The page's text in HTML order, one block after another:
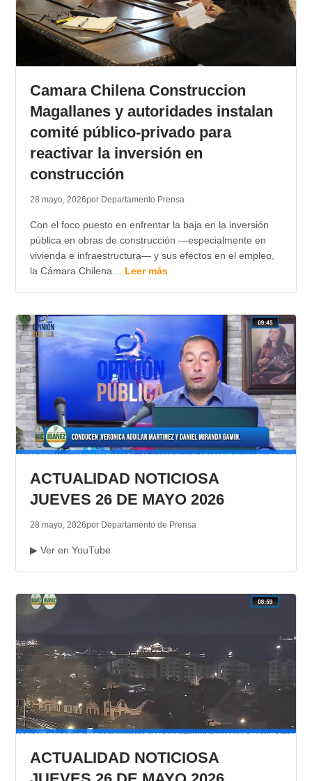
Camara Chilena Construccion
Magallanes y autoridades instalan
comité público-privado para
reactivar la inversión en
construcción
28 mayo, 2026por Departamento Prensa
Con el foco puesto en enfrentar la baja en la inversión
pública en obras de construcción —especialmente en
vivienda e infraestructura— y sus efectos en el empleo,
la Cámara Chilena… Leer más
ACTUALIDAD NOTICIOSA
JUEVES 26 DE MAYO 2026
28 mayo, 2026por Departamento de Prensa
▶ Ver en YouTube
ACTUALIDAD NOTICIOSA